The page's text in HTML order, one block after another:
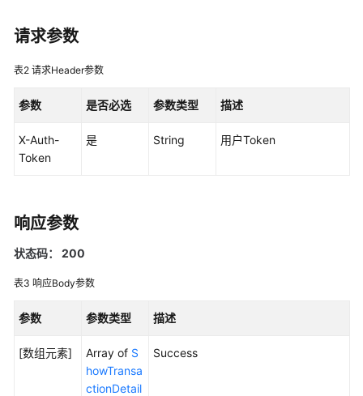
实
发
南
考
SDK
考
常
问
请求参数
表2 请求Header参数
参数 是否必选 参数类型 描述
X-Auth-
Token
是 String 用户Token
响应参数
状态码： 200
表3 响应Body参数
参数 参数类型 描述
[数组元素] Array of S
howTransa
ctionDetail
Success